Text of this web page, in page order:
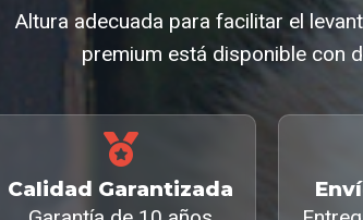
Altura adecuada para facilitar el
premium está disponible con
Calidad Garantizada